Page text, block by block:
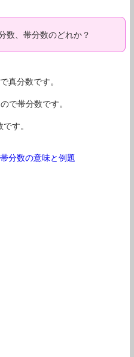
数、帯分数のどれか？
真分数です。
で帯分数です。
す。
分数の意味と例題